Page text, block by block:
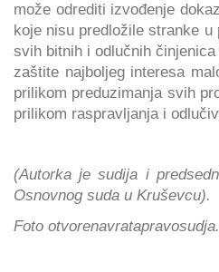
može odrediti izvođenje
koje nisu predložile stranke
svih bitnih i odlučnih
zaštite najboljeg interesa
prilikom preduzimanja svih
prilikom raspravljanja i
(Autorka je sudija i
Osnovnog suda u Kruševcu).
Foto